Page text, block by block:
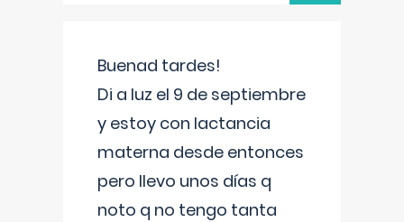
Buenad tardes!
Di a luz el 9 de septiembre
y estoy con lactancia
materna desde entonces
pero llevo unos días q
noto q no tengo tanta